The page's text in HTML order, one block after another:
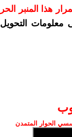
هذا المنبر الحر
معلومات التحويل
الحوار المتمدن